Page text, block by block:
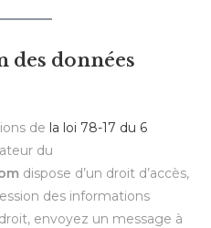
des données
de la loi 78-17 du 6
du
dispose d’un droit d’accès,
des informations
envoyez un message à